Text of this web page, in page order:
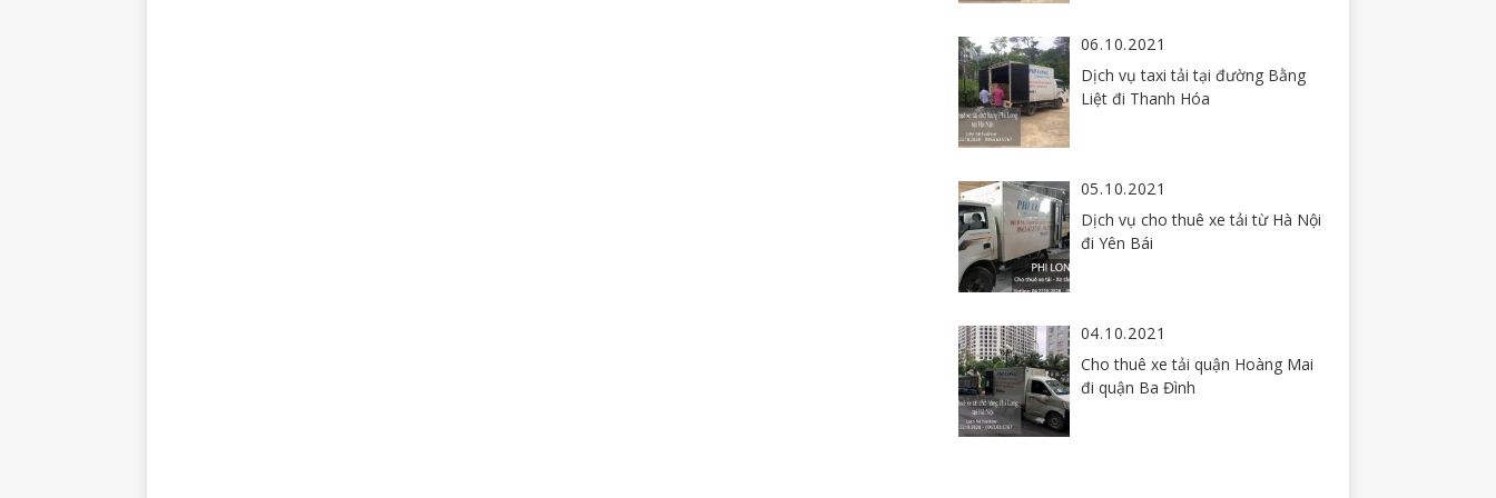
06.10.2021
Dịch vụ taxi tải tại đường Bằng
Liệt đi Thanh Hóa
05.10.2021
Dịch vụ cho thuê xe tải từ Hà Nội
đi Yên Bái
04.10.2021
Cho thuê xe tải quận Hoàng Mai
đi quận Ba Đình